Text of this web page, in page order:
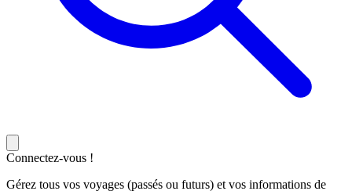
Connectez-vous !
Gérez tous vos voyages (passés ou futurs) et vos informations de